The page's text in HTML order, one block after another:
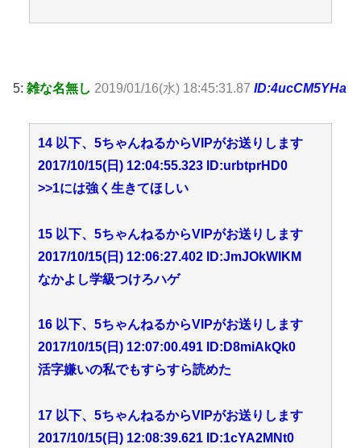
5: 雑な名無し 2019/01/16(水) 18:45:31.87 ID:4ucCM5YHa
14 以下、5ちゃんねるからVIPがお送りします
2017/10/15(日) 12:04:55.323 ID:urbtprHD0
>>1には強く生きてほしい
15 以下、5ちゃんねるからVIPがお送りします
2017/10/15(日) 12:06:27.402 ID:JmJOkWlKM
なかよし学級つけろハゲ
16 以下、5ちゃんねるからVIPがお送りします
2017/10/15(日) 12:07:00.491 ID:D8miAkQk0
活字嫌いの私でもすらすら読めた
17 以下、5ちゃんねるからVIPがお送りします
2017/10/15(日) 12:08:39.621 ID:1cYA2MNt0